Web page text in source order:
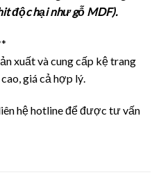
độc hại như gỗ MDF).
xuất và cung cấp kệ trang
giá cả hợp lý.
hệ hotline để được tư vấn